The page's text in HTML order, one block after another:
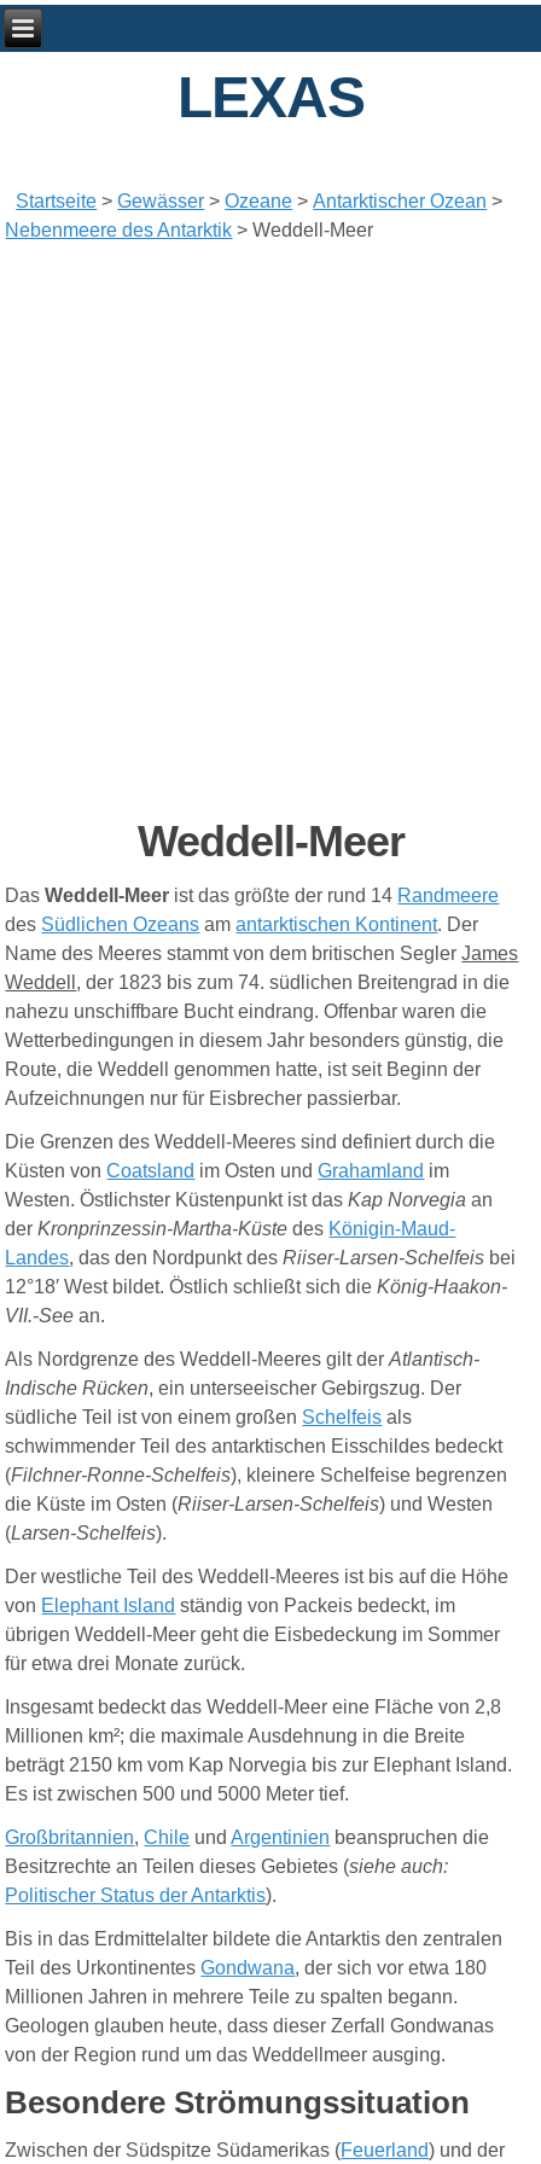
LEXAS
Startseite >Gewässer >Ozeane >Antarktischer Ozean >
Nebenmeere des Antarktik >Weddell-Meer
Weddell-Meer
DasWeddell-Meer ist das größte der rund 14 Randmeere
des Südlichen Ozeans amantarktischen Kontinent. Der
Name des Meeres stammt von dem britischen SeglerJames
Weddell , der 1823 bis zum 74. südlichen Breitengrad in die
nahezu unschiffbare Bucht eindrang. Offenbar waren die
Wetterbedingungen in diesem Jahr besonders günstig, die
Route, die Weddell genommen hatte, ist seit Beginn der
Aufzeichnungen nur für Eisbrecher passierbar.
DieGrenzendes Weddell-Meeressind definiert durch die
Küsten vonCoatsland im Osten undGrahamland im
Westen. Östlichster Küstenpunkt ist dasKap Norvegia an
der Kronprinzessin-Martha-Küstedes Königin-Maud-
Landes, das den Nordpunkt desRiiser-Larsen-Schelfeis bei
12°18′ West bildet. Östlich schließt sich dieKönig-Haakon-
VII.-See an.
Als Nordgrenze des Weddell-Meeres gilt derAtlantisch-
Indische Rücken, ein unterseeischer Gebirgszug. Der
südliche Teil ist von einem großen Schelfeis als
schwimmender Teil des antarktischen Eisschildes bedeckt
(Filchner-Ronne-Schelfeis), kleinere Schelfeise begrenzen
die Küste im Osten (Riiser-Larsen-Schelfeis) und Westen
(Larsen-Schelfeis).
Der westliche Teil des Weddell-Meeres ist bis auf die Höhe
von Elephant Island ständig von Packeis bedeckt, im
übrigen Weddell-Meer geht die Eisbedeckung im Sommer
für etwa drei Monate zurück.
Insgesamt bedeckt das Weddell-Meer eine Fläche von 2,8
Millionen km²; die maximale Ausdehnung in die Breite
beträgt 2150 km vom Kap Norvegia bis zur Elephant Island.
Es ist zwischen 500 und 5000 Meter tief.
Großbritannien,Chile undArgentinien beanspruchen die
Besitzrechte an Teilen dieses Gebietes (siehe auch:
Politischer Status der Antarktis).
Bis in das Erdmittelalter bildete die Antarktis den zentralen
Teil des UrkontinentesGondwana, der sich vor etwa 180
Millionen Jahren in mehrere Teile zu spalten begann.
Geologen glauben heute, dass dieser Zerfall Gondwanas
von der Region rund um das Weddellmeer ausging.
Besondere Strömungssituation
Zwischen der Südspitze Südamerikas (Feuerland) und der